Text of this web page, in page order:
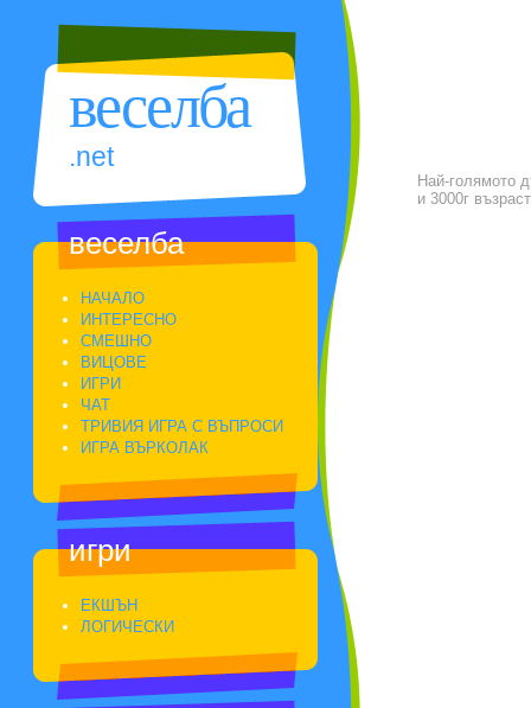
веселба
.net
Най-голямото
и 3000г
веселба
НАЧАЛО
ИНТЕРЕСНО
СМЕШНО
ВИЦОВЕ
ИГРИ
ЧАТ
ТРИВИЯ ИГРА С ВЪПРОСИ
ИГРА ВЪРКОЛАК
игри
ЕКШЪН
ЛОГИЧЕСКИ